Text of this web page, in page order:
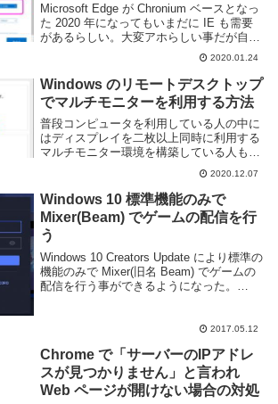
Microsoft Edge が Chronium ベースとなっ
た 2020 年になってもいまだに IE も需要
があるらしい。大変アホらしい事だが自分
も確定申告をネットでやる場合には IE が
必要らしいので他人事ではない。Chronium
...
2020.01.24
Windows のリモートデスクトップ
でマルチモニターを利用する方法
普段コンピュータを利用している人の中に
はディスプレイを二枚以上同時に利用する
マルチモニター環境を構築している人も多
いと思う。通常のコンピュウータであれば
モニターを PC に繋げるだけで実現可能だ
が、リモートデスクトップを利用して遠隔
地にある...
2020.12.07
Windows 10 標準機能のみで
Mixer(Beam) でゲームの配信を行
う
Windows 10 Creators Update により標準の
機能のみで Mixer(旧名 Beam) でゲームの
配信を行う事ができるようになった。
2017.05.12
Chrome で「サーバーのIPアドレ
スが見つかりません」と言われ
Web ページが開けない場合の対処